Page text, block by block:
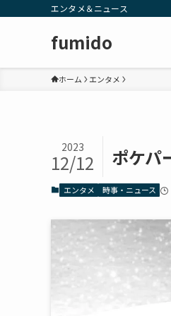
エンタメ＆ニュース
fumido
ホーム エンタメ
ポケパ
2023
12/12
エンタメ 時事・ニュース